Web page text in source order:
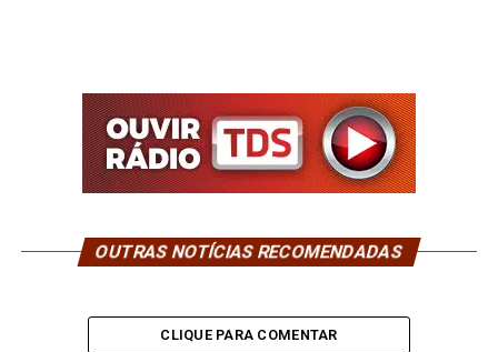
OUTRAS NOTÍCIAS RECOMENDADAS
CLIQUE PARA COMENTAR